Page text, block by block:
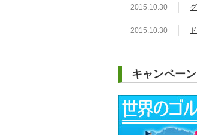
2015.10.30
2015.10.30
キャンペーン